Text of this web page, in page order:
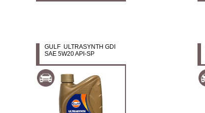
GULF ULTRASYNTH GDI
SAE 5W20 API-SP